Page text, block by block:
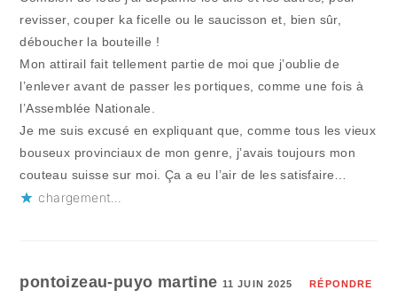
revisser, couper ka ficelle ou le saucisson et, bien sûr,
déboucher la bouteille !
Mon attirail fait tellement partie de moi que j’oublie de
l’enlever avant de passer les portiques, comme une fois à
l’Assemblée Nationale.
Je me suis excusé en expliquant que, comme tous les vieux
bouseux provinciaux de mon genre, j’avais toujours mon
couteau suisse sur moi. Ça a eu l’air de les satisfaire…
chargement…
pontoizeau-puyo martine11 JUIN 2025 RÉPONDRE